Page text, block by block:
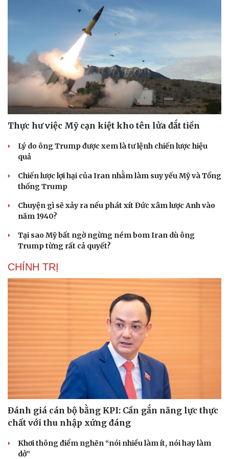
Thực hư việc Mỹ cạn kiệt kho tên lửa đắt tiền
Lý do ông Trump được xem là tư lệnh chiến lược hiệu
quả
Chiến lược lợi hại của Iran nhằm làm suy yếu Mỹ và Tổng
thống Trump
Chuyện gì sẽ xảy ra nếu phát xít Đức xâm lược Anh vào
năm 1940?
Tại sao Mỹ bất ngờ ngừng ném bom Iran dù ông
Trump từng rất cả quyết?
CHÍNH TRỊ
Đánh giá cán bộ bằng KPI: Cần gắn năng lực thực
chất với thu nhập xứng đáng
Khơi thông điểm nghẽn “nói nhiều làm ít, nói hay làm
dở”